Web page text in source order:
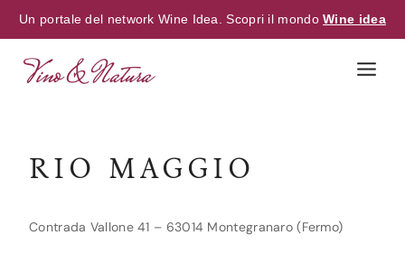
Un portale del network Wine Idea. Scopri il mondoWine idea
RIO MAGGIO
Contrada Vallone 41 – 63014 Montegranaro (Fermo)